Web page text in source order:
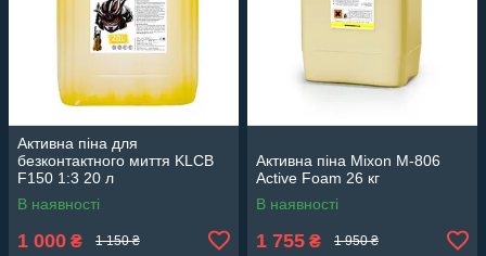
Активна піна для
безконтактного миття KLCB
F150 1:3 20 л
В наявності
1 000 ₴ 1 150 ₴
Активна піна Mixon M-806
Active Foam 26 кг
В наявності
1 755 ₴ 1 950 ₴